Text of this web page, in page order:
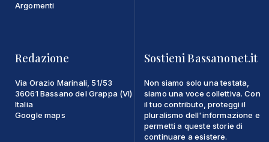
Argomenti
Redazione
Via Orazio Marinali, 51/53
36061 Bassano del Grappa (VI)
Italia
Google maps
Sostieni Bassanonet.it
Non siamo solo una testata,
siamo una voce collettiva. Con
il tuo contributo, proteggi il
pluralismo dell'informazione e
permetti a queste storie di
continuare a esistere.